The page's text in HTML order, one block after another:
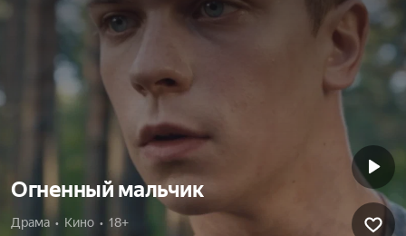
Огненный мальчик
Драма  •  Кино  •  18+